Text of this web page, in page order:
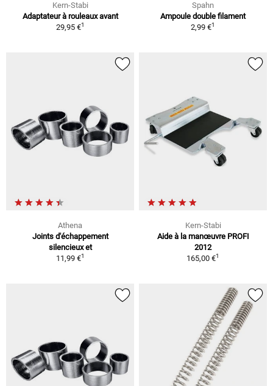
Kern-Stabi
Adaptateur à rouleaux avant
29,95 €1
Spahn
Ampoule double filament
2,99 €1
Athena
Joints d'échappement
silencieux et
11,99 €1
Kern-Stabi
Aide à la manœuvre PROFI
2012
165,00 €1